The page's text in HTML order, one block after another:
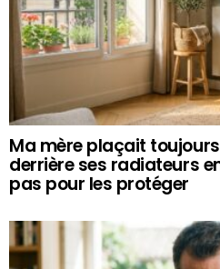
Ma mère plaçait
derrière ses radiateurs
pas pour les protéger